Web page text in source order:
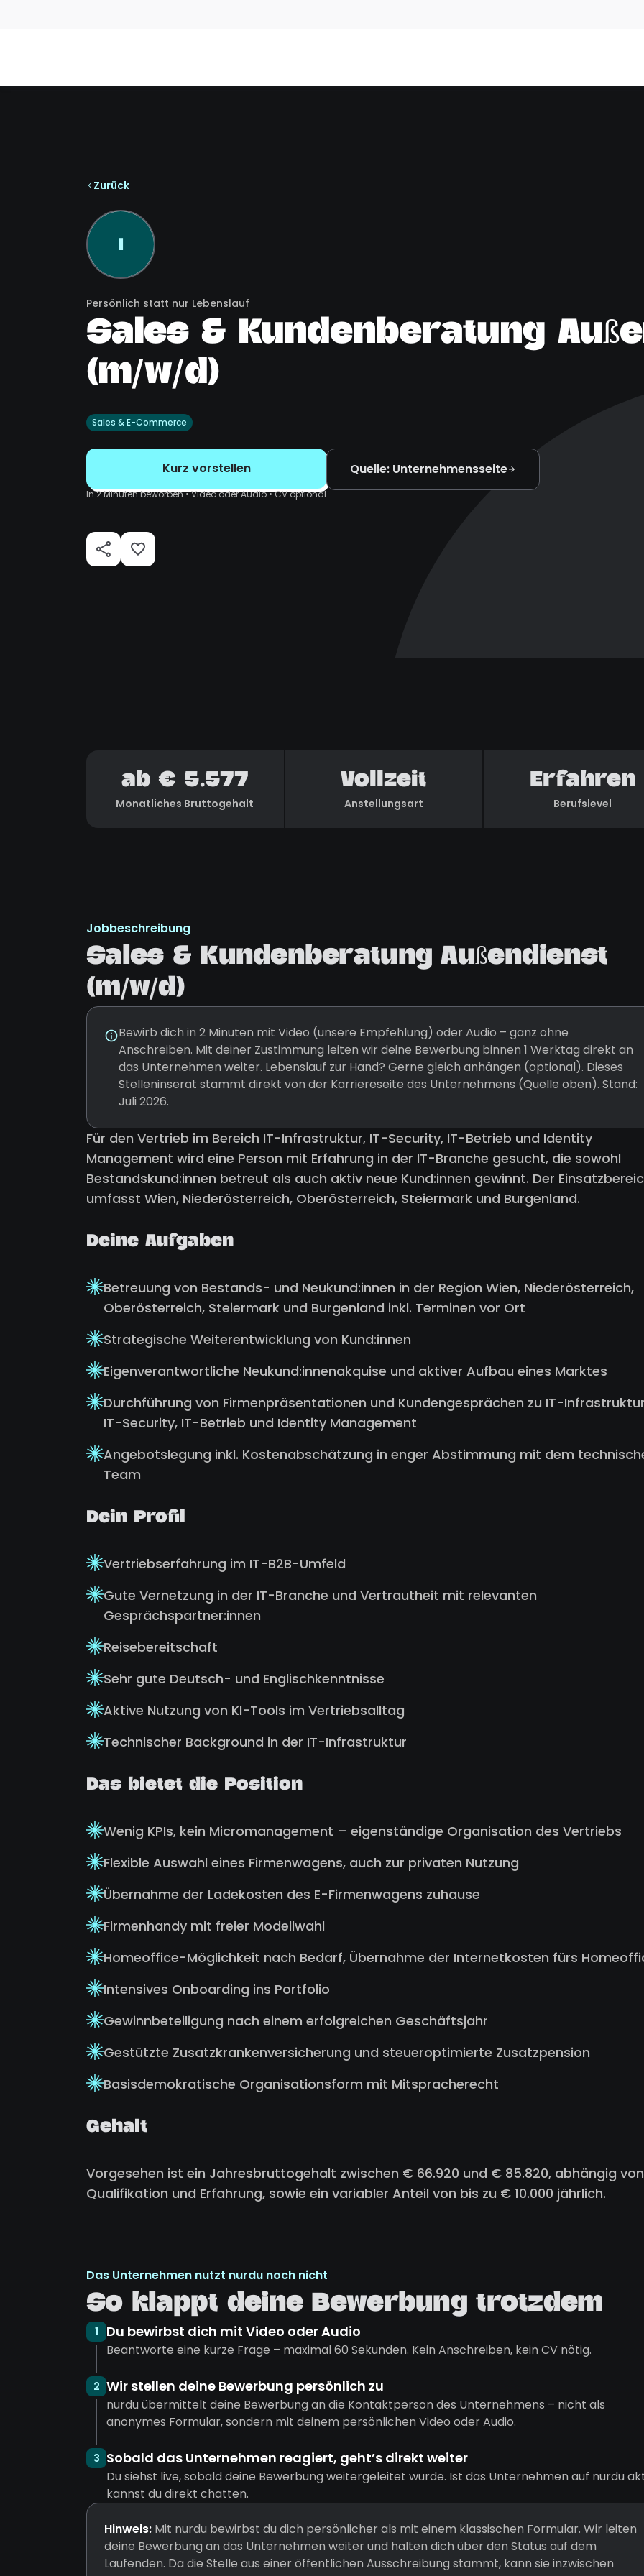
Zurück
I
Persönlich statt nur Lebenslauf
Sales & Kundenberatung
(m/w/d)
Sales & E-Commerce
Kurz vorstellen
In 2 Minuten beworben • Video oder Audio • CV optional
Quelle: Unternehmensseite
ab € 5.577
Monatliches Bruttogehalt
Vollzeit
Anstellungsart
Erfahren
Berufslevel
Jobbeschreibung
Sales & Kundenberatung Außendienst
(m/w/d)
Bewirb dich in 2 Minuten mit Video (unsere Empfehlung) oder Audio – ganz ohne
Anschreiben. Mit deiner Zustimmung leiten wir deine Bewerbung binnen 1 Werktag direkt an
das Unternehmen weiter. Lebenslauf zur Hand? Gerne gleich anhängen (optional). Dieses
Stelleninserat stammt direkt von der Karriereseite des Unternehmens (Quelle oben). Stand:
Juli 2026.
Für den Vertrieb im Bereich IT-Infrastruktur, IT-Security, IT-Betrieb und Identity
Management wird eine Person mit Erfahrung in der IT-Branche gesucht, die sowohl
Bestandskund:innen betreut als auch aktiv neue Kund:innen gewinnt. Der
umfasst Wien, Niederösterreich, Oberösterreich, Steiermark und Burgenland.
Deine Aufgaben
Betreuung von Bestands- und Neukund:innen in der Region Wien, Niederösterreich,
Oberösterreich, Steiermark und Burgenland inkl. Terminen vor Ort
Strategische Weiterentwicklung von Kund:innen
Eigenverantwortliche Neukund:innenakquise und aktiver Aufbau eines Marktes
Durchführung von Firmenpräsentationen und Kundengesprächen zu IT-
IT-Security, IT-Betrieb und Identity Management
Angebotslegung inkl. Kostenabschätzung in enger Abstimmung mit dem
Team
Dein Profil
Vertriebserfahrung im IT-B2B-Umfeld
Gute Vernetzung in der IT-Branche und Vertrautheit mit relevanten
Gesprächspartner:innen
Reisebereitschaft
Sehr gute Deutsch- und Englischkenntnisse
Aktive Nutzung von KI-Tools im Vertriebsalltag
Technischer Background in der IT-Infrastruktur
Das bietet die Position
Wenig KPIs, kein Micromanagement – eigenständige Organisation des Vertriebs
Flexible Auswahl eines Firmenwagens, auch zur privaten Nutzung
Übernahme der Ladekosten des E-Firmenwagens zuhause
Firmenhandy mit freier Modellwahl
Homeoffice-Möglichkeit nach Bedarf, Übernahme der Internetkosten fürs
Intensives Onboarding ins Portfolio
Gewinnbeteiligung nach einem erfolgreichen Geschäftsjahr
Gestützte Zusatzkrankenversicherung und steueroptimierte Zusatzpension
Basisdemokratische Organisationsform mit Mitspracherecht
Gehalt
Vorgesehen ist ein Jahresbruttogehalt zwischen € 66.920 und € 85.820, abhängig von
Qualifikation und Erfahrung, sowie ein variabler Anteil von bis zu € 10.000 jährlich.
Das Unternehmen nutzt nurdu noch nicht
So klappt deine Bewerbung trotzdem
1 Du bewirbst dich mit Video oder Audio
Beantworte eine kurze Frage – maximal 60 Sekunden. Kein Anschreiben, kein CV nötig.
2 Wir stellen deine Bewerbung persönlich zu
nurdu übermittelt deine Bewerbung an die Kontaktperson des Unternehmens – nicht als
anonymes Formular, sondern mit deinem persönlichen Video oder Audio.
3 Sobald das Unternehmen reagiert, geht’s direkt weiter
Du siehst live, sobald deine Bewerbung weitergeleitet wurde. Ist das Unternehmen auf nurdu
kannst du direkt chatten.
Hinweis: Mit nurdu bewirbst du dich persönlicher als mit einem klassischen Formular. Wir leiten
deine Bewerbung an das Unternehmen weiter und halten dich über den Status auf dem
Laufenden. Da die Stelle aus einer öffentlichen Ausschreibung stammt, kann sie inzwischen